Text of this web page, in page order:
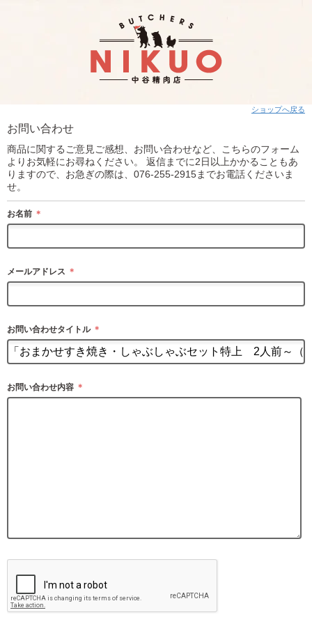
ショップへ戻る
お問い合わせ
商品に関するご意見ご感想、お問い合わせなど、こちらのフォーム
よりお気軽にお尋ねください。 返信までに2日以上かかることもあ
りますので、お急ぎの際は、076-255-2915までお電話くださいま
せ。
お名前 ＊
メールアドレス ＊
お問い合わせタイトル ＊
お問い合わせ内容 ＊